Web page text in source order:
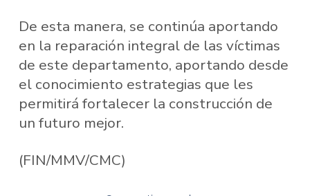
De esta manera, se continúa aportando
en la reparación integral de las víctimas
de este departamento, aportando desde
el conocimiento estrategias que les
permitirá fortalecer la construcción de
un futuro mejor.
(FIN/MMV/CMC)